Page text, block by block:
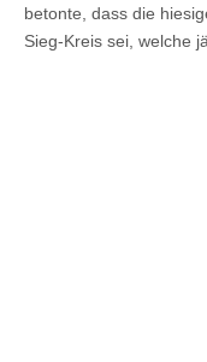
betonte, dass die
Sieg-Kreis sei, welche